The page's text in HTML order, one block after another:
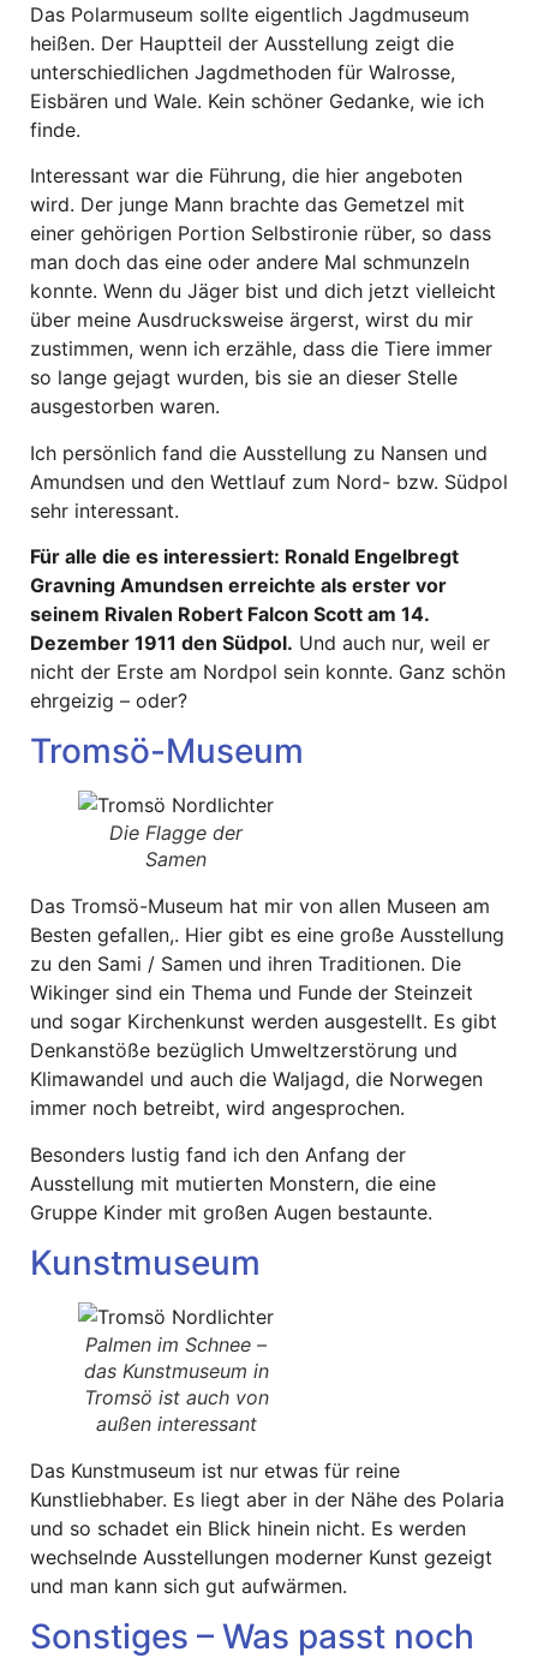
Das Polarmuseum sollte eigentlich Jagdmuseum
heißen. Der Hauptteil der Ausstellung zeigt die
unterschiedlichen Jagdmethoden für Walrosse,
Eisbären und Wale. Kein schöner Gedanke, wie ich
finde.
Interessant war die Führung, die hier angeboten
wird. Der junge Mann brachte das Gemetzel mit
einer gehörigen Portion Selbstironie rüber, so dass
man doch das eine oder andere Mal schmunzeln
konnte. Wenn du Jäger bist und dich jetzt vielleicht
über meine Ausdrucksweise ärgerst, wirst du mir
zustimmen, wenn ich erzähle, dass die Tiere immer
so lange gejagt wurden, bis sie an dieser Stelle
ausgestorben waren.
Ich persönlich fand die Ausstellung zu Nansen und
Amundsen und den Wettlauf zum Nord- bzw. Südpol
sehr interessant.
Für alle die es interessiert: Ronald Engelbregt
Gravning Amundsen erreichte als erster vor
seinem Rivalen Robert Falcon Scott am 14.
Dezember 1911 den Südpol. Und auch nur, weil er
nicht der Erste am Nordpol sein konnte. Ganz schön
ehrgeizig – oder?
Tromsö-Museum
Die Flagge der
Samen
Das Tromsö-Museum hat mir von allen Museen am
Besten gefallen,. Hier gibt es eine große Ausstellung
zu den Sami / Samen und ihren Traditionen. Die
Wikinger sind ein Thema und Funde der Steinzeit
und sogar Kirchenkunst werden ausgestellt. Es gibt
Denkanstöße bezüglich Umweltzerstörung und
Klimawandel und auch die Waljagd, die Norwegen
immer noch betreibt, wird angesprochen.
Besonders lustig fand ich den Anfang der
Ausstellung mit mutierten Monstern, die eine
Gruppe Kinder mit großen Augen bestaunte.
Kunstmuseum
Palmen im Schnee –
das Kunstmuseum in
Tromsö ist auch von
außen interessant
Das Kunstmuseum ist nur etwas für reine
Kunstliebhaber. Es liegt aber in der Nähe des Polaria
und so schadet ein Blick hinein nicht. Es werden
wechselnde Ausstellungen moderner Kunst gezeigt
und man kann sich gut aufwärmen.
Sonstiges – Was passt noch